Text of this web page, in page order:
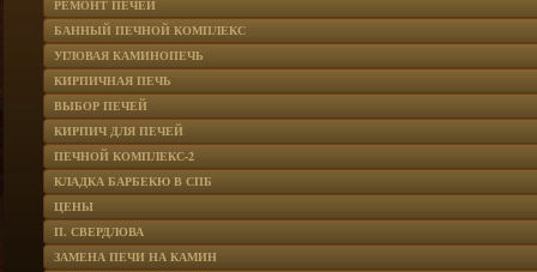
РЕМОНТ ПЕЧЕЙ
БАННЫЙ ПЕЧНОЙ КОМПЛЕКС
УГЛОВАЯ КАМИНОПЕЧЬ
КИРПИЧНАЯ ПЕЧЬ
ВЫБОР ПЕЧЕЙ
КИРПИЧ ДЛЯ ПЕЧЕЙ
ПЕЧНОЙ КОМПЛЕКС-2
КЛАДКА БАРБЕКЮ В СПБ
ЦЕНЫ
П. СВЕРДЛОВА
ЗАМЕНА ПЕЧИ НА КАМИН